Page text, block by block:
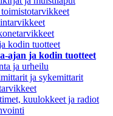
kodin tuotteet
ajan ja kodin tuotteet
ja urheilu
ja sykemittarit
kuulokkeet ja radiot